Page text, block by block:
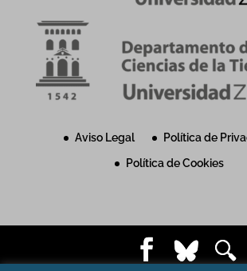
Aviso Legal
Política de
Política de Cookies